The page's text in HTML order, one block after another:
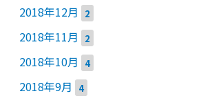
2018年12月 2
2018年11月 2
2018年10月 4
2018年9月 4